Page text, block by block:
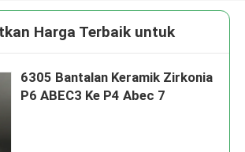
Harga Terbaik untuk
6305 Bantalan Keramik Zirkonia
P6 ABEC3 Ke P4 Abec 7